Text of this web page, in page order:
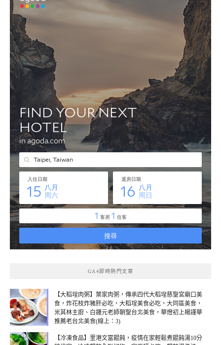
GA4即時熱門文章
【大稻埕肉粥】葉家肉粥，傳承四代大稻埕慈聖宮廟口美
食，炸花枝炸豬肝必吃，大稻埕美食必吃，大同區美食，
米其林主廚、白鍾元老師朝聖台北美食，華燈初上楊謹華
推薦老台北美食(線上：3)
【冷凍食品】里港文富餛飩，疫情在家輕鬆煮餛飩湯10分